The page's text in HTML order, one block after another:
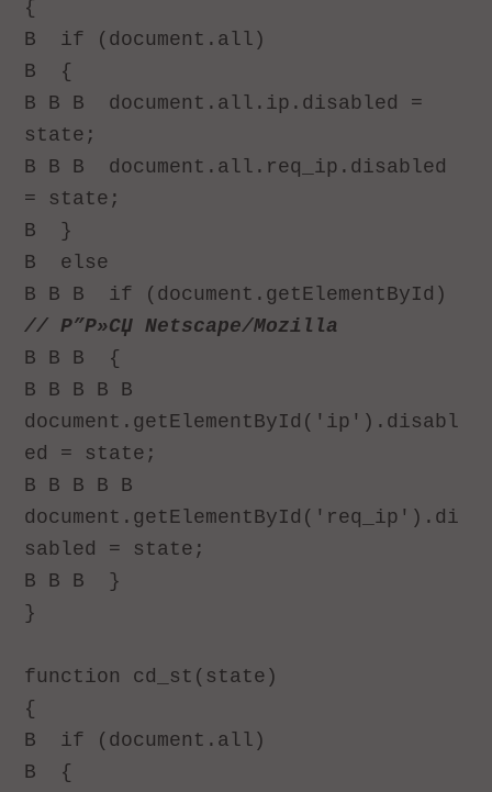
{
В if (document.all)
В {
В В В document.all.ip.disabled =
state;
В В В document.all.req_ip.disabled
= state;
В
}
В else
В В В if (document.getElementById)
// Р”Р»СЏ Netscape/Mozilla
В В В {
В В В В В
document.getElementById('ip').disabl
ed = state;
В В В В В
document.getElementById('req_ip').di
sabled = state;
В В В
}
}
function cd_st(state)
{
В if (document.all)
В {